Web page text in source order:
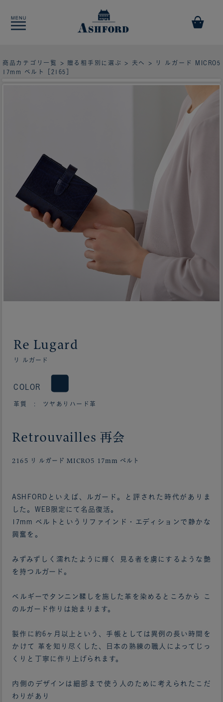
商品カテゴリ一覧 > 贈る相手別に選ぶ > 夫へ
> リ ルガード MICRO5
17mm ベルト［2165］
Re Lugard
リ ルガード
COLOR
革質 : ツヤありハード革
Retrouvailles 再会
2165 リ ルガード MICRO5 17mm ベルト
ASHFORDといえば、ルガード。と評された時代がありま
した。WEB限定にて名品復活。
17mm ベルトというリファインド・エディションで静かな
興奮を。
みずみずしく濡れたように輝く 見る者を虜にするような艶
を持つルガード。
ベルギーでタンニン鞣しを施した革を染めるところから こ
のルガード作りは始まります。
製作に約6ヶ月以上という、手帳としては異例の長い時間を
かけて 革を知り尽くした、日本の熟練の職人によってじっ
くりと丁寧に作り上げられます。
内側のデザインは細部まで使う人のために考えられたこだ
わりがあり